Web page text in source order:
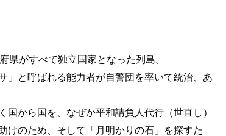
がすべて独立国家となった列島。
」と呼ばれる能力者が自警団を率いて統治、あ
から国を、なぜか平和請負人代行（世直し）
けのため、そして「月明かりの石」を探すた